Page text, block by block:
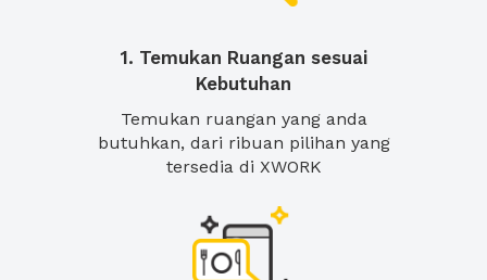
1. Temukan Ruangan sesuai
Kebutuhan
Temukan ruangan yang anda
butuhkan, dari ribuan pilihan yang
tersedia di XWORK